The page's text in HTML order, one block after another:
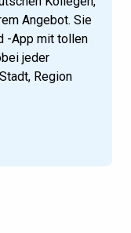
Angebot. Sie
-App mit tollen
jeder
Region